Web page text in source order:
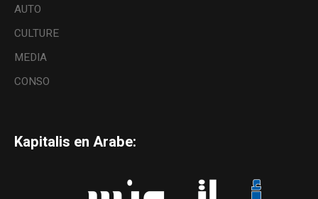
AUTO
CULTURE
MEDIA
CONSO
Kapitalis en Arabe: